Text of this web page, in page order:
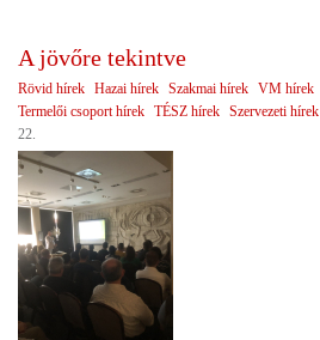
A jövőre tekintve
Rövid hírek Hazai hírek Szakmai hírek VM hírek
Termelői csoport hírek TÉSZ hírek Szervezeti hírek
22.